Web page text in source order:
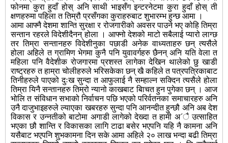
फोनमा कुरा हुदाँ होस् अनि साथी भाइसँग इन्टरनेटमा कुरा हुदाँ होस् ती
क्षणहरुमा पहिला त तिम्रौ प्रसँगका कुराहरुबाट शुभारम्भ हुन्छ आमा ।
आमा आफ्नै देशमा शान्ति सुरक्षा र रोजगारीको अवसर पाउने भए कोहि तिम्रा
सन्तान रहरले विदेशीदैनन् होला । आफ्नो देशको माटो सबैलाई प्यारो लाग्छ
तर तिम्रा सन्तानहरु विदेशीनुका पछाडी अनेक वाध्यताहरु छन् त्यसैले
होला अहिले त ग्रामिण भेगमा कुनै पनि युवावर्गहरु छैनन् अनि यति वेला त
महिला पनि वैदेशीक रोजगारमा प्रशस्त लागेका देखिन थालेको छु खाडी
राष्ट्रहरु त हाम्रा चोलीहरुले भरिसकेका छन् खै कहिले त पत्रपत्रिकाबाट
तिनीहरुले पाएको दुःख सुन्दा त आफुलाई नै सम्हाल्न सक्दिन त्यसैले होला
तिम्रा यिनै सन्तानहरु तिम्रो न्यानो काखबाट बिाचत हुन पुगेका छन् । आज
भोलि त संविधान सभाको निर्वाचन पछि भएको परिर्वतनका समाचारहरु अनि
उनै दाजुभाइहरुले ल्याएका खबरहरु सुन्दा पनि आनन्दीत हुन्छौ अनि अब देश
विकास र उन्नतीको बाटोमा अगाडी लागेको देख्दा त हामी अ´ै उत्साहित
भएका छौ शान्ति र विकासका लागि टाढा बसेर भएपनि यहि नै कामना अनि
यसैबाट भएपनि शुभकामना दिन सके आमा अहिले २० लाख भन्दा बढी तिम्रा